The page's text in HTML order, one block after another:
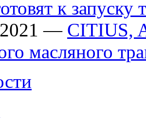
к запуску
— CITIUS,
масляного